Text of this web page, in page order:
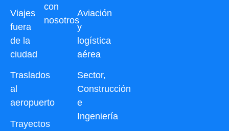
Viajes
fuera
de la
ciudad
Traslados
al
aeropuerto
Trayectos
Aviación
y
logística
aérea
Sector,
Construcción
e
Ingeniería
con
nosotros